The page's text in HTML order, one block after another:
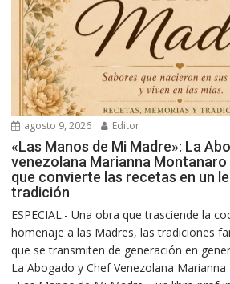
agosto 9, 2026 Editor
«Las Manos de Mi Madre»: La
venezolana Marianna
que convierte las recetas en un
tradición
ESPECIAL.- Una obra que trasciende la
homenaje a las Madres, las tradiciones
que se transmiten de generación en
La Abogado y Chef Venezolana